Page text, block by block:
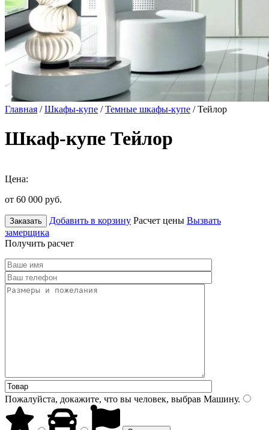
Главная /Шкафы-купе /Темные шкафы-купе / Тейлор
Шкаф-купе Тейлор
Цена:
от 60 000 руб.
Заказать Добавить в корзину Расчет цены Вызвать
замерщика
Получить расчет
Пожалуйста, докажите, что вы человек, выбрав Машину.